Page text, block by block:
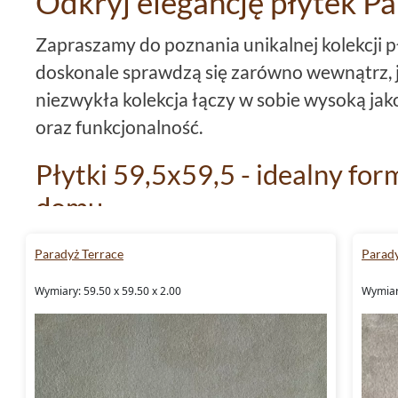
Zapraszamy do poznania unikalnej kolekcji
doskonale sprawdzą się zarówno wewnątrz,
niezwykła kolekcja łączy w sobie wysoką
oraz funkcjonalność.
Płytki 59,5x59,5 - idealny
domu
Płytkiz kolekcji
przestrzenie duże, jak i te bardziej
pomieszczenia wydają się większe, a przy
łatwe w utrzymaniu.
Paradyż Terrace
Wymiary: 59.50 x 59.50 x 2.00